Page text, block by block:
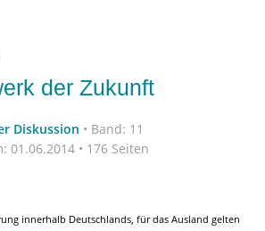
der Zukunft
Diskussion • Band: 11
01.06.2014 • 176 Seiten
innerhalb Deutschlands, für das Ausland gelten